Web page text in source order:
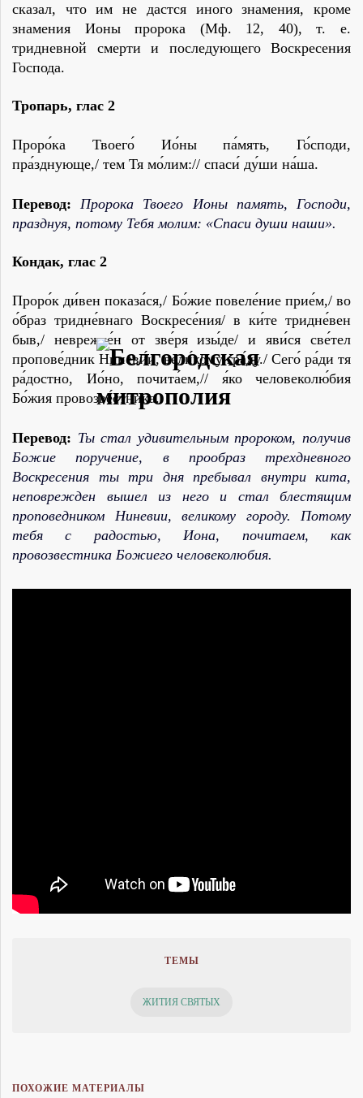
сказал, что им не дастся иного знамения, кроме
знамения Ионы пророка (Мф. 12, 40), т. е.
тридневной смерти и последующего Воскресения
Господа.
Тропарь, глас 2
Проро́ка Твоего́ Ио́ны па́мять, Го́споди,
пра́зднующе,/ тем Тя мо́лим:// спаси́ ду́ши на́ша.
Перевод:
Пророка Твоего Ионы память, Господи,
празднуя, потому Тебя молим: «Спаси души наши».
Кондак, глас 2
Проро́к ди́вен показа́ся,/ Бо́жие повеле́ние прие́м,/ во
о́браз тридне́внаго Воскресе́ния/ в ки́те тридне́вен
быв,/ неврежде́н от зве́ря изы́де/ и яви́ся све́тел
пропове́дник Ниневи́и, вели́кому гра́ду./ Сего́ ра́ди тя
ра́достно, Ио́но, почита́ем,// я́ко человеколю́бия
Бо́жия провозве́стника.
Перевод: Ты стал удивительным пророком, получив
Божие поручение, в прообраз трехдневного
Воскресения ты три дня пребывал внутри кита,
неповрежден вышел из него и стал блестящим
проповедником Ниневии, великому городу. Потому
тебя с радостью, Иона, почитаем, как
провозвестника Божиего человеколюбия.
ТЕМЫ
ЖИТИЯ СВЯТЫХ
ПОХОЖИЕ МАТЕРИАЛЫ